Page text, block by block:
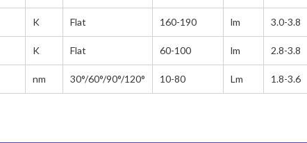
K Flat 160-190 lm 3.0-3.8
K Flat 60-100 lm 2.8-3.8
nm 30°/60°/90°/120° 10-80 Lm 1.8-3.6